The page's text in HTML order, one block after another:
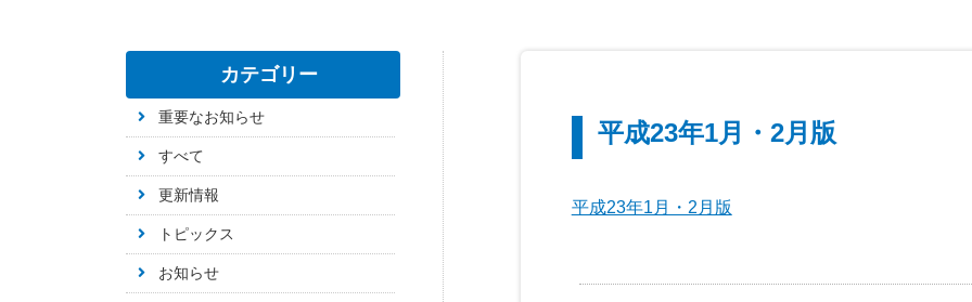
平成23年1月・2月版
平成23年1月・2月版
カテゴリー
重要なお知らせ
すべて
更新情報
トピックス
お知らせ